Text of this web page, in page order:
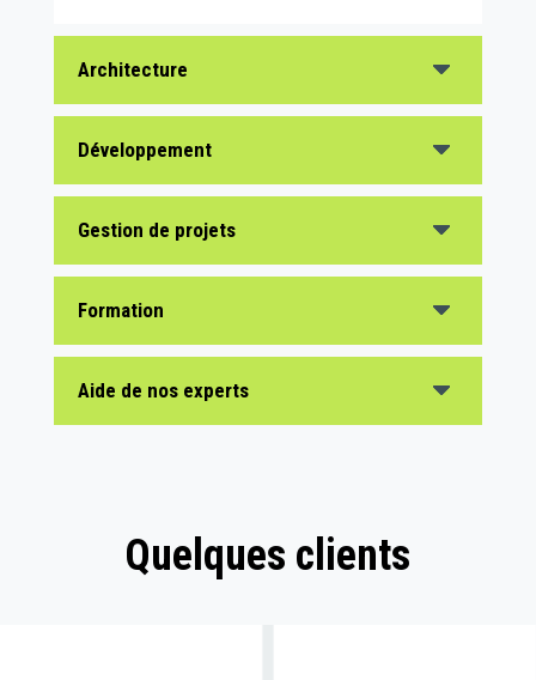
Architecture
Développement
Gestion de projets
Formation
Aide de nos experts
Quelques clients